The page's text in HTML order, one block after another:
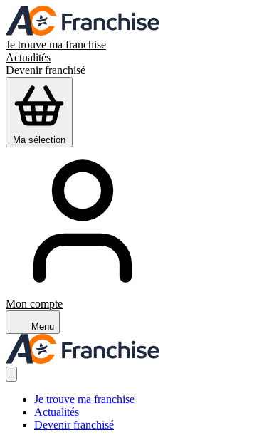
Je trouve ma franchise
Actualités
Devenir franchisé
Ma sélection
Mon compte
Menu
Je trouve ma franchise
Actualités
Devenir franchisé